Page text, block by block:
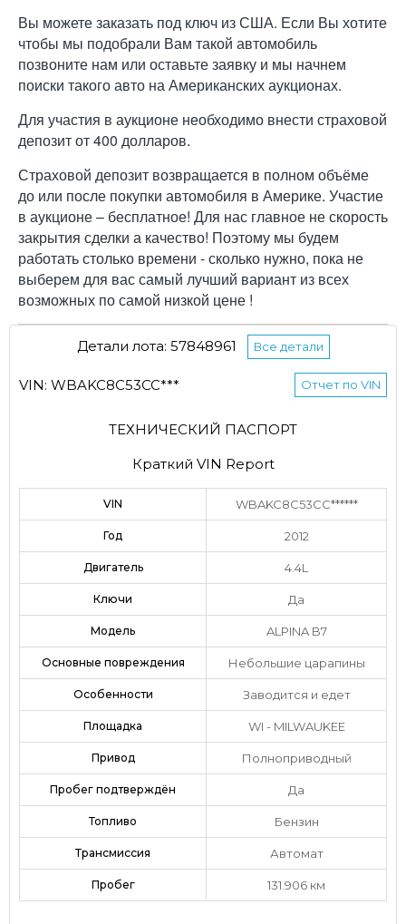
Вы можете заказать под ключ из США. Если Вы хотите
чтобы мы подобрали Вам такой автомобиль
позвоните нам или оставьте заявку и мы начнем
поиски такого авто на Американских аукционах.
Для участия в аукционе необходимо внести страховой
депозит от 400 долларов.
Страховой депозит возвращается в полном объёме
до или после покупки автомобиля в Америке. Участие
в аукционе – бесплатное! Для нас главное не скорость
закрытия сделки а качество! Поэтому мы будем
работать столько времени - сколько нужно, пока не
выберем для вас самый лучший вариант из всех
возможных по самой низкой цене !
Детали лота: 57848961 Все детали
VIN: WBAKC8C53CC*** Отчет по VIN
ТЕХНИЧЕСКИЙ ПАСПОРТ
Краткий VIN Report
VIN WBAKC8C53CC******
Год 2012
Двигатель 4.4L
Ключи Да
Модель ALPINA B7
Основные повреждения Небольшие царапины
Особенности Заводится и едет
Площадка WI - MILWAUKEE
Привод Полноприводный
Пробег подтверждён Да
Топливо Бензин
Трансмиссия Автомат
Пробег 131.906 км